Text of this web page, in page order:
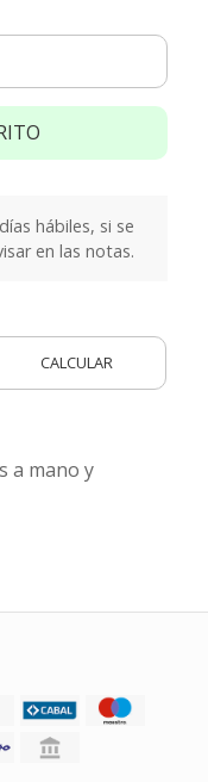
hábiles, si se
en las notas.
CALCULAR
a mano y